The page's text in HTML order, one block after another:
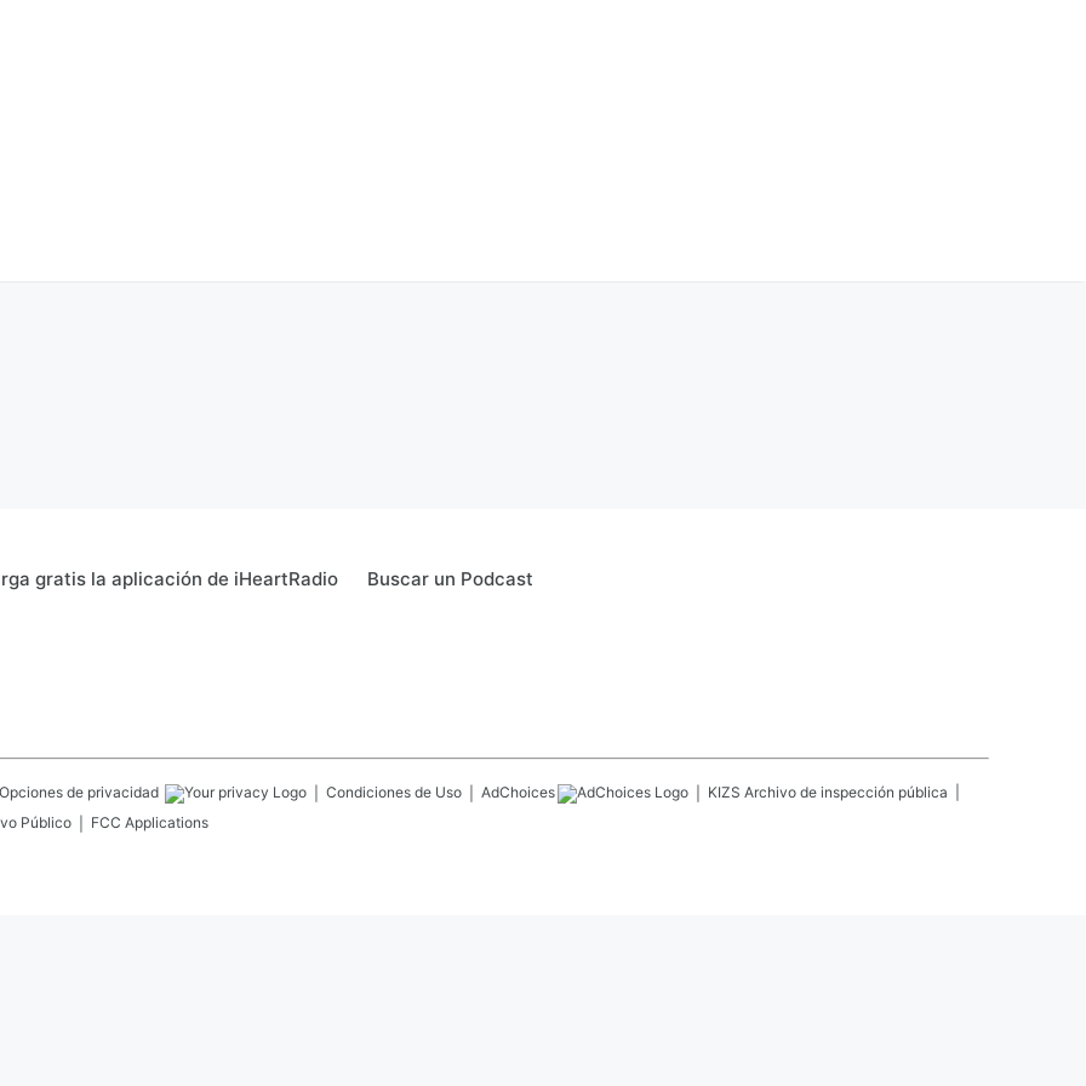
gratis la aplicación de iHeartRadio Buscar un Podcast
Opciones de privacidad Condiciones de Uso AdChoices KIZS Archivo de inspección pública
Público
FCC Applications